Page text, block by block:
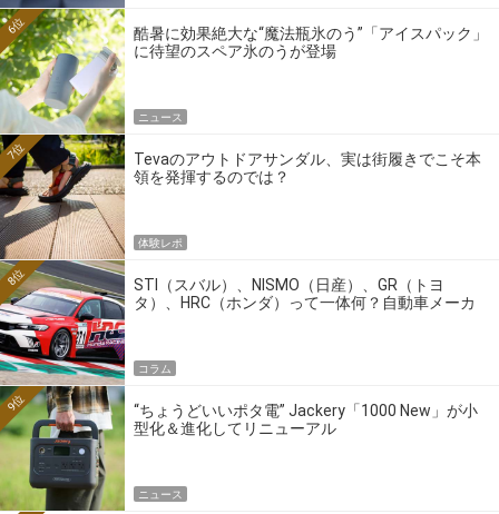
酷暑に効果絶大な“魔法瓶氷のう”「アイスパック」
に待望のスペア氷のうが登場
6位
ニュース
Tevaのアウトドアサンダル、実は街履きでこそ本
領を発揮するのでは？
7位
体験レポ
STI（スバル）、NISMO（日産）、GR（トヨ
タ）、HRC（ホンダ）って一体何？自動車メーカ
8位
コラム
“ちょうどいいポタ電” Jackery「1000 New」が小
型化＆進化してリニューアル
9位
ニュース